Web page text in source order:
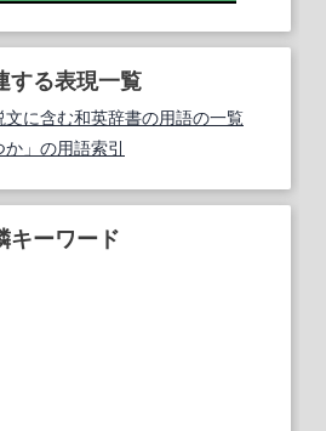
する表現一覧
文に含む和英辞書の用語の一覧
」の用語索引
キーワード